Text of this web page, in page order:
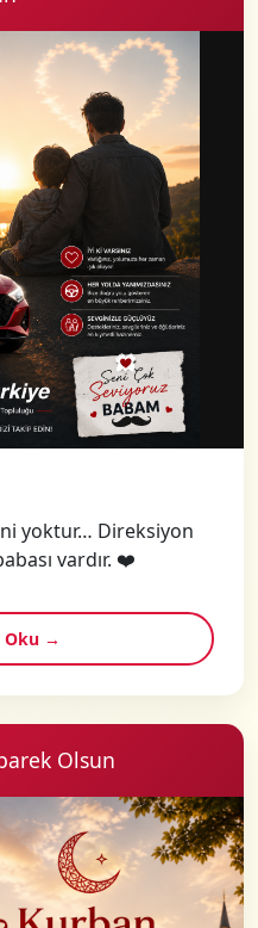
yoktur… Direksiyon
vardır. ❤️
Oku →
Olsun